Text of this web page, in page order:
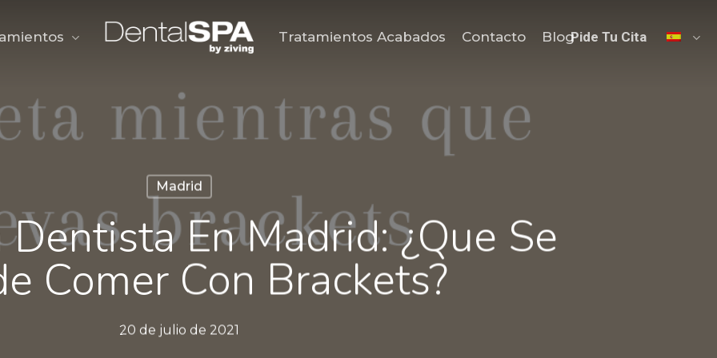
Tratamientos Acabados Contacto BlogPide Tu Cita
Madrid
En Madrid: ¿Que Se
Comer Con Brackets?
20 de julio de 2021